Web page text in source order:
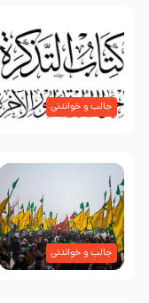
جالب و خواندنی
جالب و خواندنی